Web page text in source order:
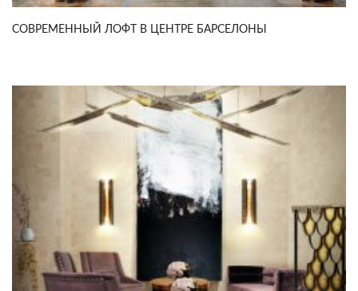
СОВРЕМЕННЫЙ ЛОФТ В ЦЕНТРЕ БАРСЕЛОНЫ